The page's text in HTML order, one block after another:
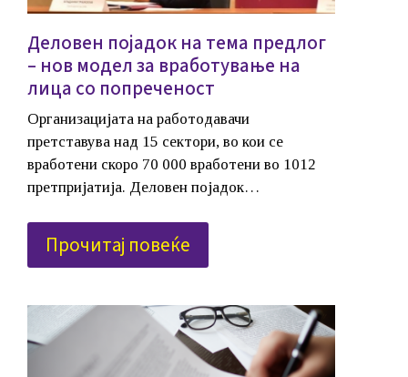
Деловен појадок на тема предлог
– нов модел за вработување на
лица со попреченост
Организацијата на работодавачи
претставува над 15 сектори, во кои се
вработени скоро 70 000 вработени во 1012
претпријатија. Деловен појадок…
Прочитај повеќе